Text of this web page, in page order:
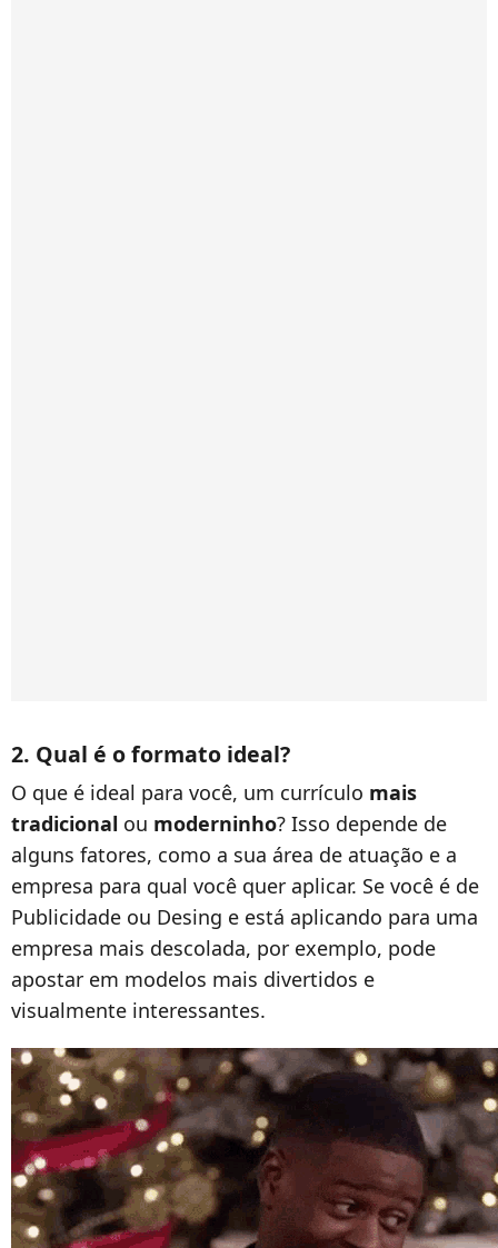
2. Qual é o formato ideal?
O que é ideal para você, um currículo mais
tradicional ou moderninho? Isso depende de
alguns fatores, como a sua área de atuação e a
empresa para qual você quer aplicar. Se você é de
Publicidade ou Desing e está aplicando para uma
empresa mais descolada, por exemplo, pode
apostar em modelos mais divertidos e
visualmente interessantes.